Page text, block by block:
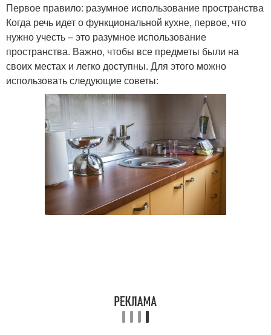
Первое правило: разумное использование пространства
Когда речь идет о функциональной кухне, первое, что
нужно учесть – это разумное использование
пространства. Важно, чтобы все предметы были на
своих местах и легко доступны. Для этого можно
использовать следующие советы: